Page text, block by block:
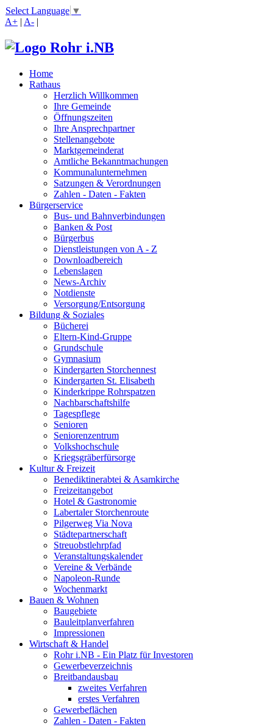
Select Language ▼
A+ | A- |
Home
Rathaus
Herzlich Willkommen
Ihre Gemeinde
Öffnungszeiten
Ihre Ansprechpartner
Stellenangebote
Marktgemeinderat
Amtliche Bekanntmachungen
Kommunalunternehmen
Satzungen & Verordnungen
Zahlen - Daten - Fakten
Bürgerservice
Bus- und Bahnverbindungen
Banken & Post
Bürgerbus
Dienstleistungen von A - Z
Downloadbereich
Lebenslagen
News-Archiv
Notdienste
Versorgung/Entsorgung
Bildung & Soziales
Bücherei
Eltern-Kind-Gruppe
Grundschule
Gymnasium
Kindergarten Storchennest
Kindergarten St. Elisabeth
Kinderkrippe Rohrspatzen
Nachbarschaftshilfe
Tagespflege
Senioren
Seniorenzentrum
Volkshochschule
Kriegsgräberfürsorge
Kultur & Freizeit
Benediktinerabtei & Asamkirche
Freizeitangebot
Hotel & Gastronomie
Labertaler Storchenroute
Pilgerweg Via Nova
Städtepartnerschaft
Streuobstlehrpfad
Veranstaltungskalender
Vereine & Verbände
Napoleon-Runde
Wochenmarkt
Bauen & Wohnen
Baugebiete
Bauleitplanverfahren
Impressionen
Wirtschaft & Handel
Rohr i.NB - Ein Platz für Investoren
Gewerbeverzeichnis
Breitbandausbau
zweites Verfahren
erstes Verfahren
Gewerbeflächen
Zahlen - Daten - Fakten